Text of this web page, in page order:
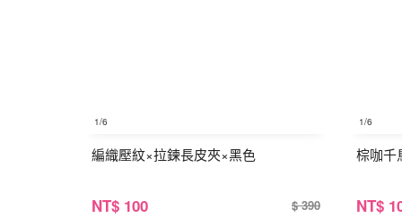
1/6
編織壓紋×拉鍊長皮夾×黑色
NT$ 100 $ 390
1/6
棕咖千
NT$